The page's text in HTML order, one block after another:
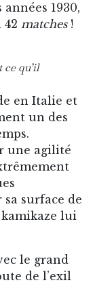
1930,
42 matches!
qu’il
en Italie et
un des
une agilité
surface de
lui
le grand
de l’exil